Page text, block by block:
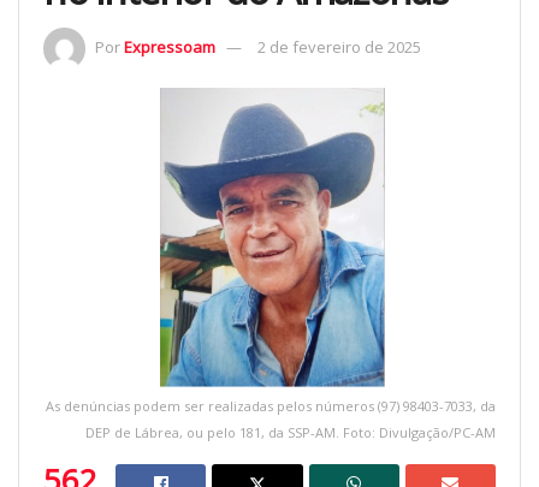
PorExpressoam 2 de fevereiro de 2025
As denúncias podem ser realizadas pelos números (97) 98403-7033, da
DEP de Lábrea, ou pelo 181, da SSP-AM. Foto: Divulgação/PC-AM